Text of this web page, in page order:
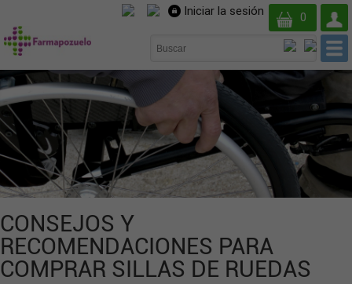
0
Su
Iniciar la sesión
CONSEJOS Y
RECOMENDACIONES PARA
COMPRAR SILLAS DE RUEDAS